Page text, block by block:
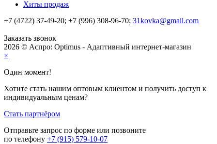
Хиты продаж
+7 (4722) 37-49-20; +7 (996) 308-96-70; 31kovka@gmail.com
Заказать звонок
2026 © Аспро: Optimus - Адаптивный интернет-магазин
×
Один момент!
Хотите стать нашим оптовым клиентом и получить доступ к
индивидуальным ценам?
Стать партнёром
Отправьте запрос по форме или позвоните
по телефону +7 (915) 579-10-07